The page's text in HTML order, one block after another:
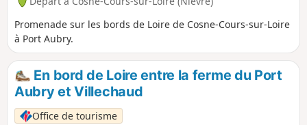
Promenade sur les bords de Loire de Cosne-Cours-sur-Loire
à Port Aubry.
En bord de Loire entre la ferme du Port
Aubry et Villechaud
Office de tourisme